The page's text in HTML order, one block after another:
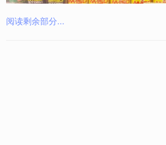
阅读剩余部分...